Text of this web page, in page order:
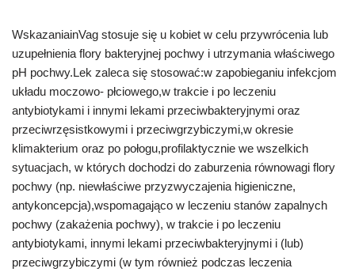
WskazaniainVag stosuje się u kobiet w celu przywrócenia lub
uzupełnienia flory bakteryjnej pochwy i utrzymania właściwego
pH pochwy.Lek zaleca się stosować:w zapobieganiu infekcjom
układu moczowo- płciowego,w trakcie i po leczeniu
antybiotykami i innymi lekami przeciwbakteryjnymi oraz
przeciwrzęsistkowymi i przeciwgrzybiczymi,w okresie
klimakterium oraz po połogu,profilaktycznie we wszelkich
sytuacjach, w których dochodzi do zaburzenia równowagi flory
pochwy (np. niewłaściwe przyzwyczajenia higieniczne,
antykoncepcja),wspomagająco w leczeniu stanów zapalnych
pochwy (zakażenia pochwy), w trakcie i po leczeniu
antybiotykami, innymi lekami przeciwbakteryjnymi i (lub)
przeciwgrzybiczymi (w tym również podczas leczenia